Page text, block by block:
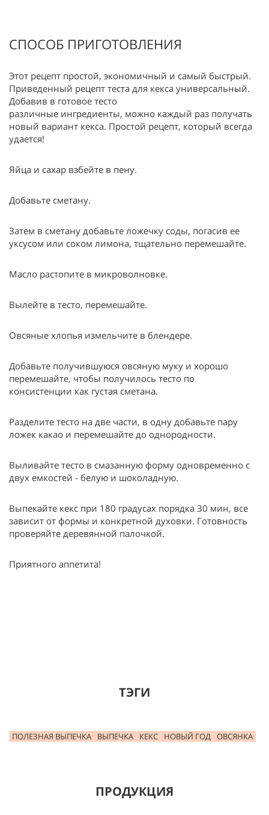
СПОСОБ ПРИГОТОВЛЕНИЯ
Этот рецепт простой, экономичный и самый быстрый.
Приведенный рецепт теста для кекса универсальный.
Добавив в готовое тесто
различные ингредиенты, можно каждый раз получать
новый вариант кекса. Простой рецепт, который всегда
удается!
Яйца и сахар взбейте в пену.
Добавьте сметану.
Затем в сметану добавьте ложечку соды, погасив ее
уксусом или соком лимона, тщательно перемешайте.
Масло растопите в микроволновке.
Вылейте в тесто, перемешайте.
Овсяные хлопья измельчите в блендере.
Добавьте получившуюся овсяную муку и хорошо
перемешайте, чтобы получилось тесто по
консистенции как густая сметана.
Разделите тесто на две части, в одну добавьте пару
ложек какао и перемешайте до однородности.
Выливайте тесто в смазанную форму одновременно с
двух емкостей - белую и шоколадную.
Выпекайте кекс при 180 градусах порядка 30 мин, все
зависит от формы и конкретной духовки. Готовность
проверяйте деревянной палочкой.
Приятного аппетита!
ТЭГИ
ПОЛЕЗНАЯ ВЫПЕЧКА ВЫПЕЧКА КЕКС НОВЫЙ ГОД ОВСЯНКА
ПРОДУКЦИЯ